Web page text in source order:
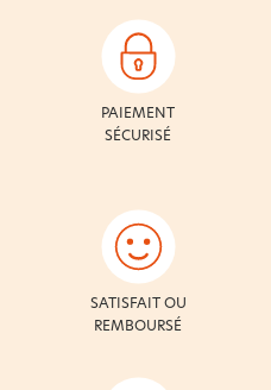
PAIEMENT
SÉCURISÉ
SATISFAIT OU
REMBOURSÉ